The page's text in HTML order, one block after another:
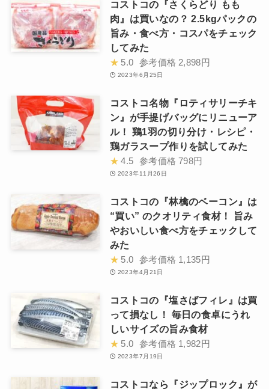
コストコの『さくらどり もも
肉』は買いなの？ 2.5kgパックの
旨み・食べ方・コスパをチェック
してみた
★ 5.0 参考価格 2,898円
2023年6月25日
コストコ名物『ロティサリーチキ
ン』が手提げバッグにリニューア
ル！ 鶏1羽の切り分け・レシピ・
鶏ガラスープ作りを試してみた
★ 4.5 参考価格 798円
2023年11月26日
コストコの『林檎のベーコン』は
“買い” のクオリティ食材！ 旨み
やおいしい食べ方をチェックして
みた
★ 5.0 参考価格 1,135円
2023年4月21日
コストコの『塩さばフィレ』は買
って損なし！ 毎日の食卓にうれ
しいサイズの旨み食材
★ 5.0 参考価格 1,982円
2023年7月19日
コストコなら『ジップロック』が